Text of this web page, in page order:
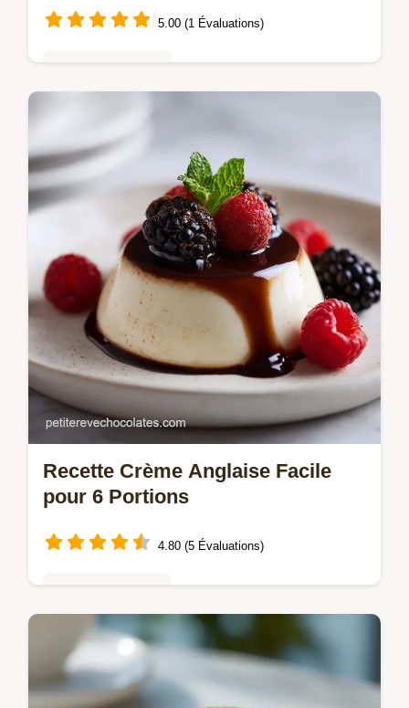
5.00 (1 Évaluations)
recette française traditionnelle. Inclut un
guide de synchronisation pas à pas et une
checklist des erreurs courantes.
Recette Crème Anglaise Facile
pour 6 Portions
4.80 (5 Évaluations)
Apprenez la recette crème anglaise facile
maison en seulement 15 minutes. Cette
recette inratable inclut un guide de